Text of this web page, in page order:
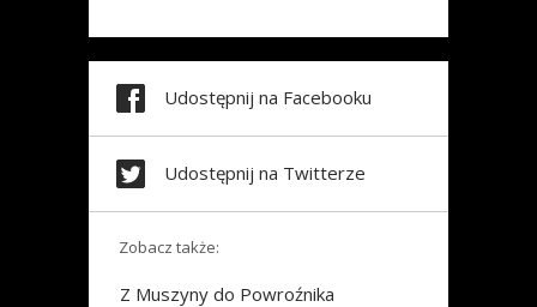
Udostępnij na Facebooku
Udostępnij na Twitterze
Zobacz także:
Z Muszyny do Powroźnika